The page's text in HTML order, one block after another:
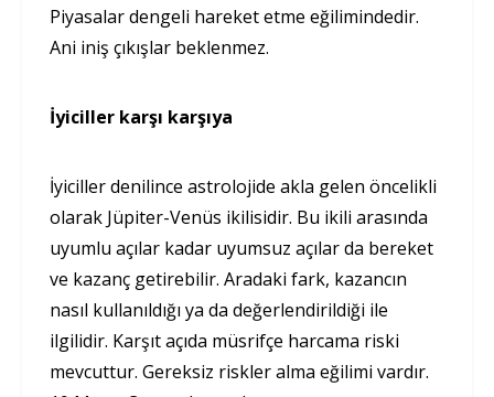
Piyasalar dengeli hareket etme eğilimindedir.
Ani iniş çıkışlar beklenmez.
İyiciller karşı karşıya
İyiciller denilince astrolojide akla gelen öncelikli
olarak Jüpiter-Venüs ikilisidir. Bu ikili arasında
uyumlu açılar kadar uyumsuz açılar da bereket
ve kazanç getirebilir. Aradaki fark, kazancın
nasıl kullanıldığı ya da değerlendirildiği ile
ilgilidir. Karşıt açıda müsrifçe harcama riski
mevcuttur. Gereksiz riskler alma eğilimi vardır.